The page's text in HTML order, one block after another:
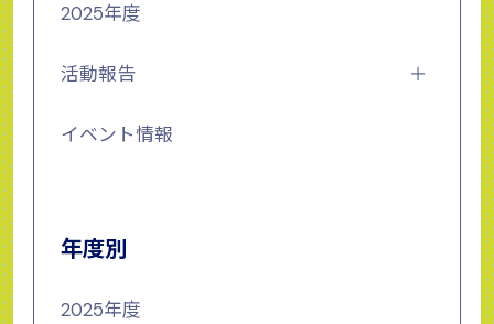
2025年度
活動報告
イベント情報
年度別
2025年度